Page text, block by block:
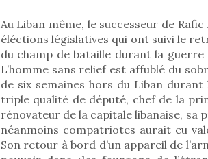
Au Liban même, le successeur de
éléctions législatives qui ont suivi le
du champ de bataille durant la
L’homme sans relief est affublé du
de six semaines hors du Liban durant
triple qualité de député, chef de la
rénovateur de la capitale libanaise, sa
néanmoins compatriotes aurait eu
Son retour à bord d’un appareil de